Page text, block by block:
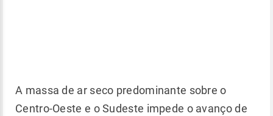
A massa de ar seco predominante sobre o
Centro-Oeste e o Sudeste impede o avanço de